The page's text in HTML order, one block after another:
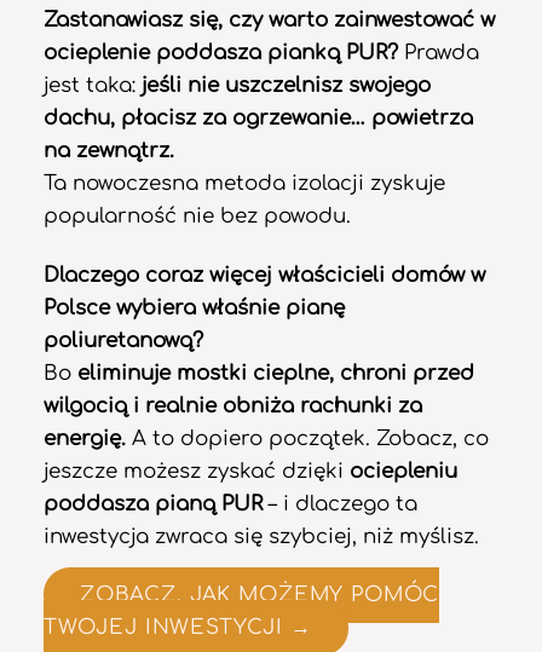
Zastanawiasz się, czy warto zainwestować w
ocieplenie poddasza pianką PUR? Prawda
jest taka: jeśli nie uszczelnisz swojego
dachu, płacisz za ogrzewanie… powietrza
na zewnątrz.
Ta nowoczesna metoda izolacji zyskuje
popularność nie bez powodu.
Dlaczego coraz więcej właścicieli domów w
Polsce wybiera właśnie pianę
poliuretanową?
Bo eliminuje mostki cieplne, chroni przed
wilgocią i realnie obniża rachunki za
energię.A to dopiero początek. Zobacz, co
jeszcze możesz zyskać dzięki ociepleniu
poddasza pianą PUR– i dlaczego ta
inwestycja zwraca się szybciej, niż myślisz.
ZOBACZ, JAK MOŻEMY POMÓC
TWOJEJ INWESTYCJI →